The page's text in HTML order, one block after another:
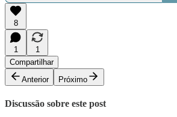
8
1
1
Compartilhar
Anterior
Próximo
Discussão sobre este post